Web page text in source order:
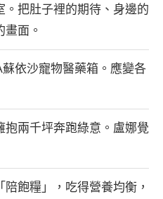
把肚子裡的期待、身邊的
面。
依沙寵物醫藥箱。應變各
兩千坪奔跑綠意。盧娜覺
飽糧」，吃得營養均衡，